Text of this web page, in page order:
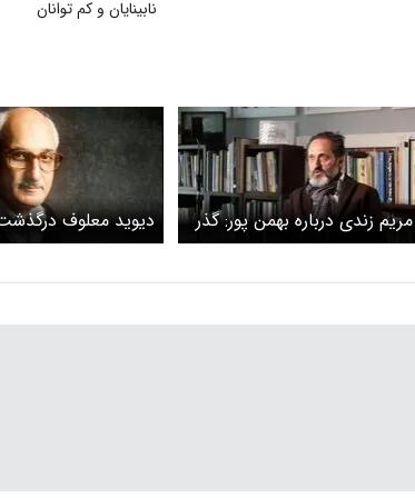
نابینایان و کم توانان
مریم زندی درباره بهمن پور: گذر
زمان اهمیت کاری که او برای
دیوید معلوف
زندگینامه